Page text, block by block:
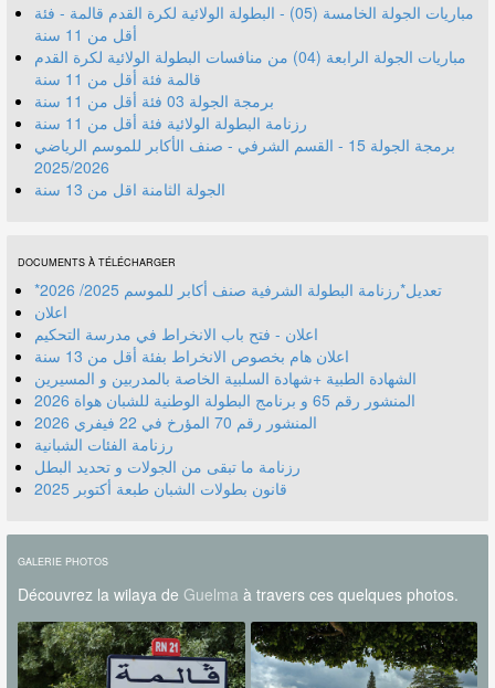
مباريات الجولة الخامسة (05) - البطولة الولائية لكرة القدم قالمة - فئة
أقل من 11 سنة
مباريات الجولة الرابعة (04) من منافسات البطولة الولائية لكرة القدم
قالمة فئة أقل من 11 سنة
برمجة الجولة 03 فئة أقل من 11 سنة
رزنامة البطولة الولائية فئة أقل من 11 سنة
برمجة الجولة 15 - القسم الشرفي - صنف الأكابر للموسم الرياضي
2025/2026
الجولة الثامنة اقل من 13 سنة
DOCUMENTS À TÉLÉCHARGER
*تعديل*رزنامة البطولة الشرفية صنف أكابر للموسم 2025/ 2026
اعلان
اعلان - فتح باب الانخراط في مدرسة التحكيم
اعلان هام بخصوص الانخراط بفئة أقل من 13 سنة
الشهادة الطبية +شهادة السلبية الخاصة بالمدربين و المسيرين
المنشور رقم 70 المؤرخ في 22 فيفري 2026
رزنامة الفئات الشبانية
رزنامة ما تبقى من الجولات و تحديد البطل
قانون بطولات الشبان طبعة أكتوبر 2025
GALERIE PHOTOS
Découvrez la wilaya de Guelmaà travers ces quelques photos.